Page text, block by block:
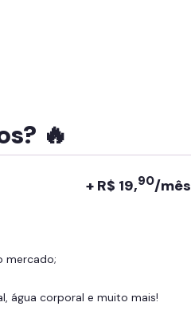
🔥
+ R$ 19,90/mês
mercado;
água corporal e muito mais!